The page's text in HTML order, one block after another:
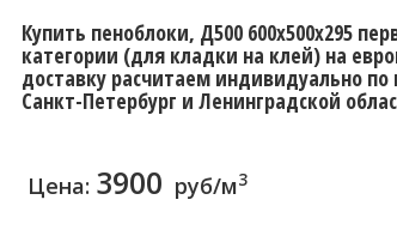
Купить пеноблоки, Д500 600x500x295
категории (для кладки на клей) на
доставку расчитаем индивидуально по
Санкт-Петербург и Ленинградской
Цена: 3900 руб/м3